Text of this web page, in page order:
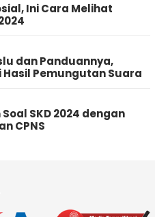
Ini Cara Melihat
dan Panduannya,
Pemungutan Suara
SKD 2024 dengan
CPNS